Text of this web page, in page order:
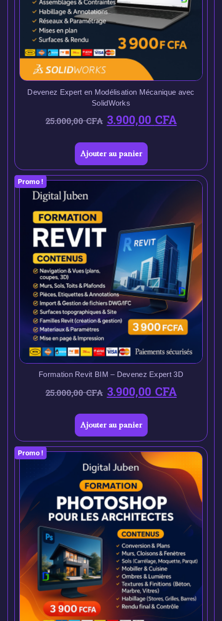
Devenez Expert en Modélisation Mécanique avec
SolidWorks
25.000,00CFA 3.900,00CFA
Ajouter au panier
Promo !
Formation Revit BIM – Devenez Expert 3D
25.000,00CFA 3.900,00CFA
Ajouter au panier
Promo !